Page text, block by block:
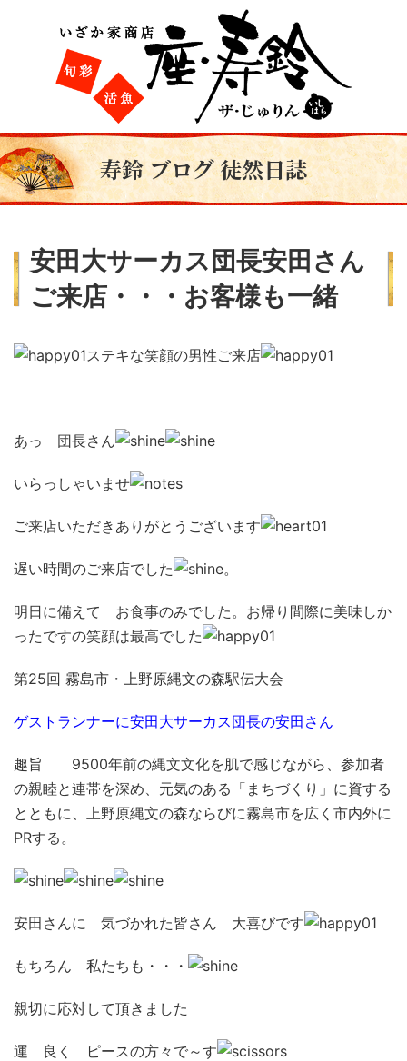
寿鈴 ブログ 徒然日誌
安田大サーカス団長安田さん
ご来店・・・お客様も一緒
ステキな笑顔の男性ご来店
あっ 団長さん
いらっしゃいませ
ご来店いただきありがとうございます
遅い時間のご来店でした 。
明日に備えて お食事のみでした。お帰り間際に美味しか
ったですの笑顔は最高でした
第25回 霧島市・上野原縄文の森駅伝大会
ゲストランナーに安田大サーカス団長の安田さん
趣旨 9500年前の縄文文化を肌で感じながら、参加者
の親睦と連帯を深め、元気のある「まちづくり」に資する
とともに、上野原縄文の森ならびに霧島市を広く市内外に
PRする。
安田さんに 気づかれた皆さん 大喜びです
もちろん 私たちも・・・
親切に応対して頂きました
運 良く ピースの方々で～す